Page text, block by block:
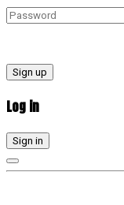
Sign up
Log in
Sign in